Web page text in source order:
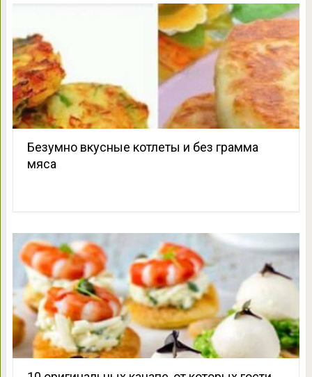
Безумно вкусные котлеты и без грамма
мяса